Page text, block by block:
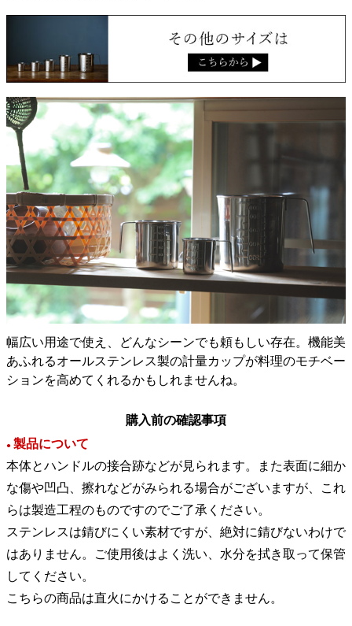
幅広い用途で使え、どんなシーンでも頼もしい存在。機能美
あふれるオールステンレス製の計量カップが料理のモチベー
ションを高めてくれるかもしれませんね。
購入前の確認事項
● 製品について
本体とハンドルの接合跡などが見られます。また表面に細か
な傷や凹凸、擦れなどがみられる場合がございますが、これ
らは製造工程のものですのでご了承ください。
ステンレスは錆びにくい素材ですが、絶対に錆びないわけで
はありません。ご使用後はよく洗い、水分を拭き取って保管
してください。
こちらの商品は直火にかけることができません。